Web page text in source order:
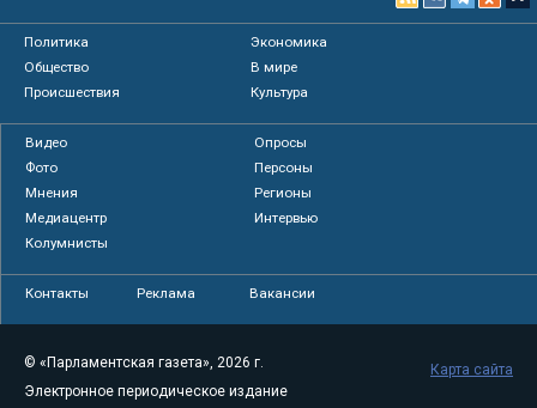
Политика
Экономика
Общество
В мире
Происшествия
Культура
Видео
Опросы
Фото
Персоны
Мнения
Регионы
Медиацентр
Интервью
Колумнисты
Контакты Реклама Вакансии
© «Парламентская газета», 2026 г.
Электронное периодическое издание
Карта сайта